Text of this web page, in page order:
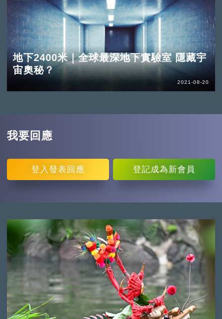
地下2400米｜全球最深地下實驗室 隱藏宇
宙奧秘？
2021-08-20
我要回應
登入 發表回應 登記成為新會員